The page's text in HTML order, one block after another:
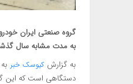
به مدت مشابه سال
به گزارش کیوسک خبر
دستگاهی است که این